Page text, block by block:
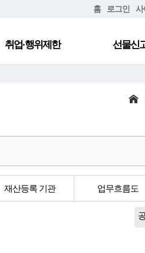
홈 로그인 사
취업·행위제한 선물신
재산등록 기관 업무흐름도